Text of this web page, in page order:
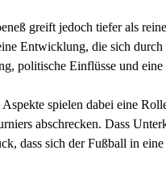
greift jedoch tiefer als
Entwicklung, die sich
politische Einflüsse und eine
Aspekte spielen dabei eine
abschrecken. Dass
dass sich der Fußball in